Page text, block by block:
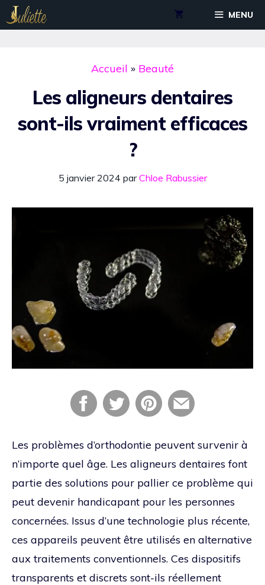
Aller
au
MENU
Accueil » Beauté
Les aligneurs dentaires
sont-ils vraiment efficaces
?
5 janvier 2024 parChloe Rabussier
Les problèmes d’orthodontie peuvent survenir à
n’importe quel âge. Les aligneurs dentaires font
partie des solutions pour pallier ce problème qui
peut devenir handicapant pour les personnes
concernées. Issus d’une technologie plus récente,
ces appareils peuvent être utilisés en alternative
aux traitements conventionnels. Ces dispositifs
transparents et discrets sont-ils réellement